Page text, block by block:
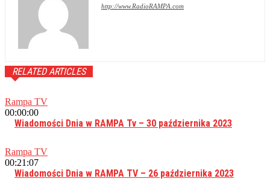
http://www.RadioRAMPA.com
RELATED ARTICLES
Rampa TV
00:00:00
Wiadomości Dnia w RAMPA Tv – 30 października 2023
Rampa TV
00:21:07
Wiadomości Dnia w RAMPA TV – 26 października 2023